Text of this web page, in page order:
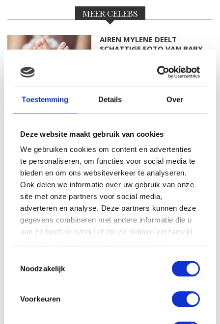
Toestemming Details Over
Deze website maakt gebruik van cookies
We gebruiken cookies om content en advertenties
te personaliseren, om functies voor social media te
bieden en om ons websiteverkeer te analyseren.
Ook delen we informatie over uw gebruik van onze
site met onze partners voor social media,
adverteren en analyse. Deze partners kunnen deze
gegevens combineren met andere informatie die u
aan ze heeft verstrekt of die ze hebben verzameld
Noodzakelijk
Voorkeuren
MEER CELEBS
AIREN MYLENE DEELT
SCHATTIGE FOTO VAN BABY
FOTO: SAAR KONINGSBERGER
MET DOCHTERTJE SCOTTIE
KIM KÖTTER DEELT PRACHTIGE
GEZINSFOTO MET HAAR
MANNEN
JOSJE HUISMAN SHOWT
MONICA GEUZE DEELT